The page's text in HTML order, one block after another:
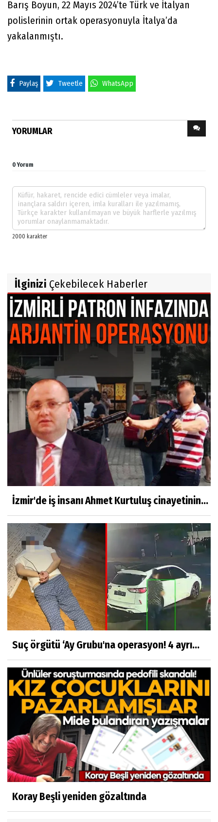
Barış Boyun, 22 Mayıs 2024’te Türk ve İtalyan
polislerinin ortak operasyonuyla İtalya’da
yakalanmıştı.
Paylaş Tweetle WhatsApp
YORUMLAR
0 Yorum
İlginizi Çekebilecek Haberler
İzmir'de iş insanı Ahmet Kurtuluş cinayetinin...
Suç örgütü ‘Ay Grubu'na operasyon! 4 ayrı...
Koray Beşli yeniden gözaltında